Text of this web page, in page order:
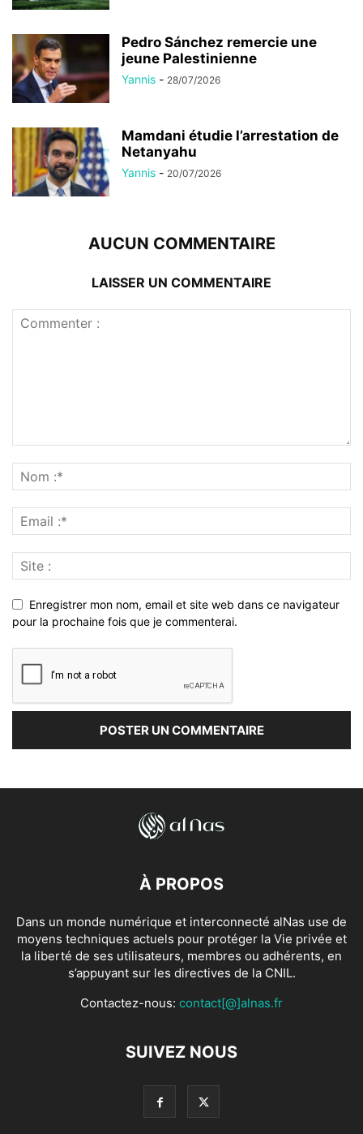
Pedro Sánchez remercie une
jeune Palestinienne
Yannis - 28/07/2026
Mamdani étudie l’arrestation de
Netanyahu
Yannis - 20/07/2026
AUCUN COMMENTAIRE
LAISSER UN COMMENTAIRE
Enregistrer mon nom, email et site web dans ce navigateur
pour la prochaine fois que je commenterai.
À PROPOS
Dans un monde numérique et interconnecté alNas use de
moyens techniques actuels pour protéger la Vie privée et
la liberté de ses utilisateurs, membres ou adhérents, en
s’appuyant sur les directives de la CNIL.
Contactez-nous: contact[@]alnas.fr
SUIVEZ NOUS